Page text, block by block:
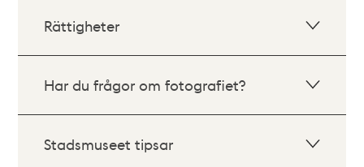
Rättigheter
Har du frågor om fotografiet?
Stadsmuseet tipsar